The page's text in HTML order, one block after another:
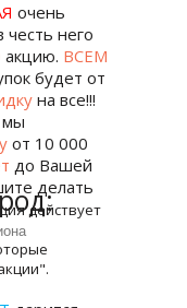
очень
него
акцию. ВСЕМ
будет от
на все!!!
мы
от 10 000
до Вашей
делать
действует